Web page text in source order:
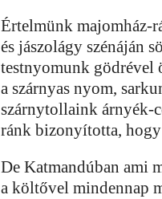
Értelmünk majomház-
és jászolágy szénáján
testnyomunk gödrével
a szárnyas nyom,
szárnytollaink árnyék-
ránk bizonyította,
De Katmandúban ami
a költővel mindennap